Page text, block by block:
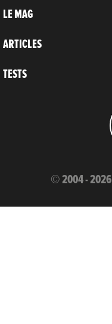
LE MAG
ARTICLES
TESTS
© 2004 - 2026